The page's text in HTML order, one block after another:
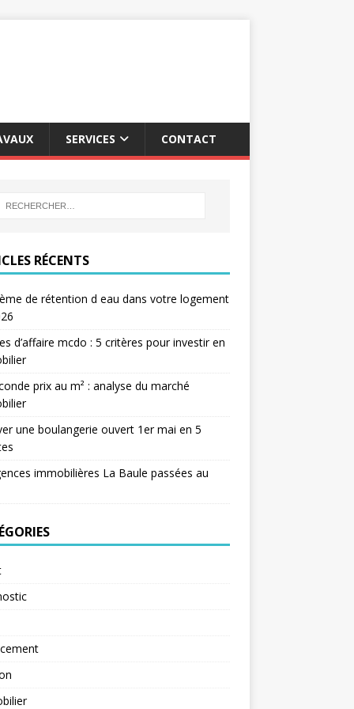
SERVICES CONTACT
RÉCENTS
de rétention d eau dans votre logement
d’affaire mcdo : 5 critères pour investir en
prix au m² : analyse du marché
une boulangerie ouvert 1er mai en 5
immobilières La Baule passées au